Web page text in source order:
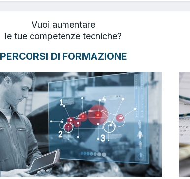
Vuoi aumentare
le tue competenze tecniche?
PERCORSI DI FORMAZIONE